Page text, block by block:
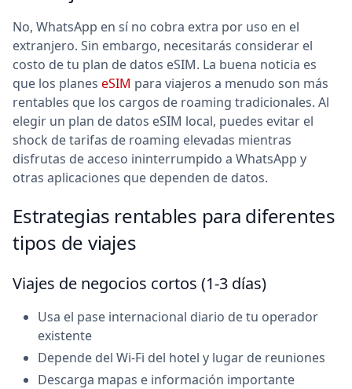
No, WhatsApp en sí no cobra extra por uso en el
extranjero. Sin embargo, necesitarás considerar el
costo de tu plan de datos eSIM. La buena noticia es
que los planes eSIM para viajeros a menudo son más
rentables que los cargos de roaming tradicionales. Al
elegir un plan de datos eSIM local, puedes evitar el
shock de tarifas de roaming elevadas mientras
disfrutas de acceso ininterrumpido a WhatsApp y
otras aplicaciones que dependen de datos.
Estrategias rentables para diferentes
tipos de viajes
Viajes de negocios cortos (1-3 días)
Usa el pase internacional diario de tu operador
existente
Depende del Wi-Fi del hotel y lugar de reuniones
Descarga mapas e información importante